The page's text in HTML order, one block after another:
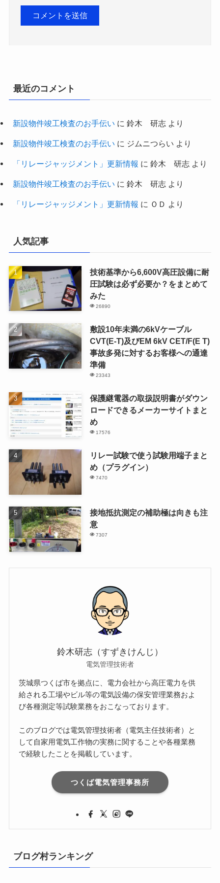
最近のコメント
新設物件竣工検査のお手伝い に 鈴木 研志より
新設物件竣工検査のお手伝い に ジムニつらい より
「リレージャッジメント」更新情報 に 鈴木 研志より
新設物件竣工検査のお手伝い に 鈴木 研志より
「リレージャッジメント」更新情報 に ＯＤ より
人気記事
技術基準から6,600V高圧設備に耐
圧試験は必ず必要か？をまとめて
みた
26890
敷設10年未満の6kVケーブル
CVT(E-T)及びEM 6kV CET/F(E T)
事故多発に対するお客様への通達
準備
23343
保護継電器の取扱説明書がダウン
ロードできるメーカーサイトまと
め
17576
リレー試験で使う試験用端子まと
め（プラグイン）
7470
接地抵抗測定の補助極は向きも注
意
7307
鈴木研志（すずきけんじ）
電気管理技術者
茨城県つくば市を拠点に、電力会社から高圧電力を供
給される工場やビル等の電気設備の保安管理業務およ
び各種測定等試験業務をおこなっております。
このブログでは電気管理技術者（電気主任技術者）と
して自家用電気工作物の実務に関することや各種業務
で経験したことを掲載しています。
つくば電気管理事務所
ブログ村ランキング